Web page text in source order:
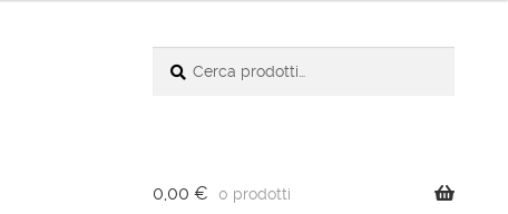
0,00 € 0 prodotti